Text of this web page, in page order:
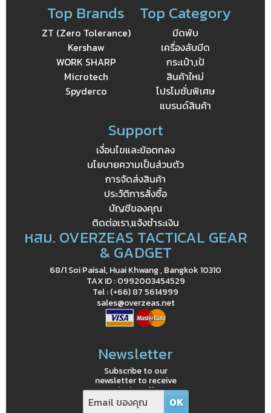
Top Brands
ZT (Zero Tolerance)
Kershaw
WORK SHARP
Microtech
Spyderco
Top Category
มีดพับ
เครื่องลับมีด
กระเป๋า,เป้
สินค้าใหม่
โปรโมชั่นพิเศษ
แบรนด์สินค้า
Support
เงื่อนไขและข้อตกลง
นโยบายความเป็นส่วนตัว
การจัดส่งสินค้า
ประวัติการสั่งซื้อ
บัญชีของคุณ
ติดต่อเรา,แจ้งชำระเงิน
หสม. OVERZEAS TACTICAL GEAR
& GADGET
68/1 Soi Paisal, Huai Khwang , Bangkok 10310
TAX ID : 0992003454529
Tel : (+66) 87 5614999
sales@overzeas.net
Newsletter
Subscribe to our
newsletter to receive
exclusive offers